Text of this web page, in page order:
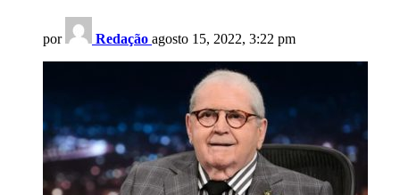
por Redação agosto 15, 2022, 3:22 pm